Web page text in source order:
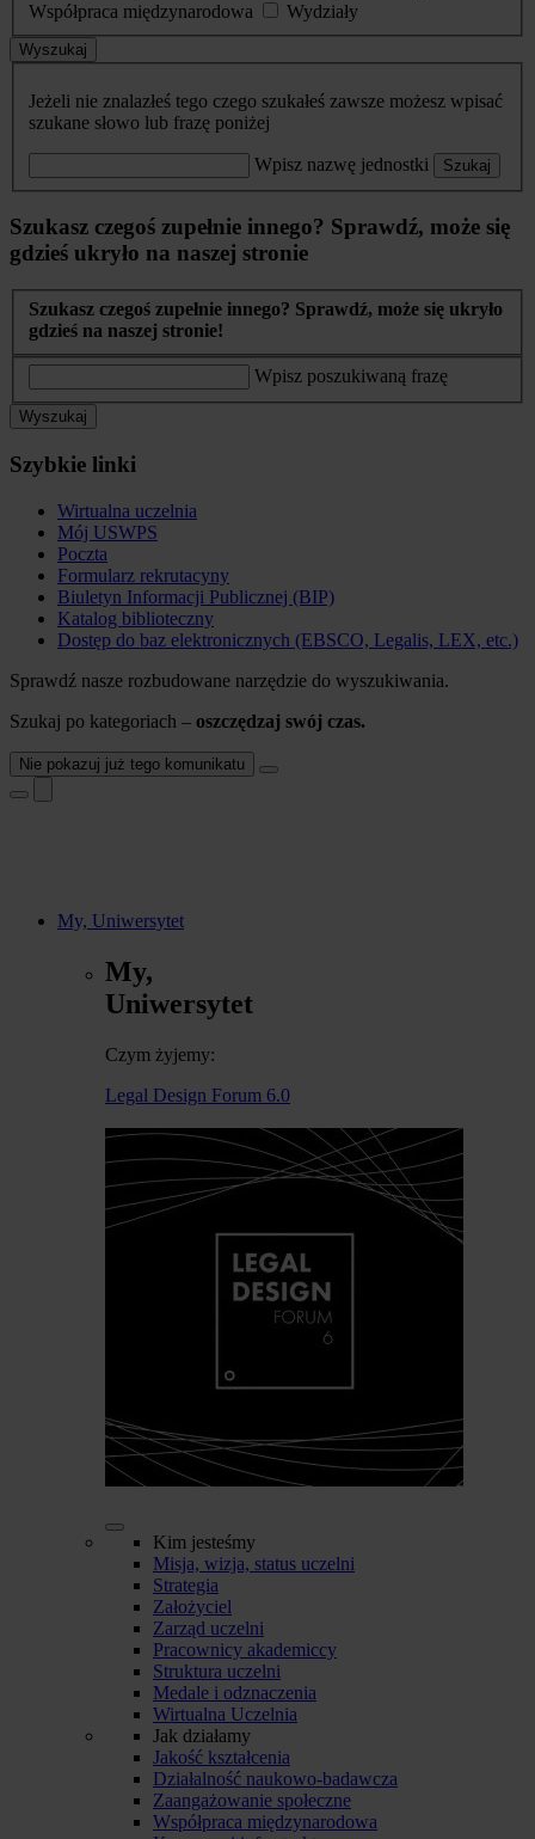
Współpraca międzynarodowa
Wydziały
Wyszukaj
Jeżeli nie znalazłeś tego czego szukałeś zawsze możesz wpisać
szukane słowo lub frazę poniżej
Wpisz nazwę jednostki Szukaj
Szukasz czegoś zupełnie innego? Sprawdź, może się
gdzieś ukryło na naszej stronie
Szukasz czegoś zupełnie innego? Sprawdź, może się ukryło
gdzieś na naszej stronie!
Wpisz poszukiwaną frazę
Wyszukaj
Szybkie linki
Wirtualna uczelnia
Mój USWPS
Poczta
Formularz rekrutacyny
Biuletyn Informacji Publicznej (BIP)
Katalog biblioteczny
Dostęp do baz elektronicznych (EBSCO, Legalis, LEX, etc.)
Sprawdź nasze rozbudowane narzędzie do wyszukiwania.
Szukaj po kategoriach – oszczędzaj swój czas.
Nie pokazuj już tego komunikatu
My, Uniwersytet
My,
Uniwersytet
Czym żyjemy:
Legal Design Forum 6.0
Kim jesteśmy
Misja, wizja, status uczelni
Strategia
Założyciel
Zarząd uczelni
Pracownicy akademiccy
Struktura uczelni
Medale i odznaczenia
Wirtualna Uczelnia
Jak działamy
Jakość kształcenia
Działalność naukowo-badawcza
Zaangażowanie społeczne
Współpraca międzynarodowa